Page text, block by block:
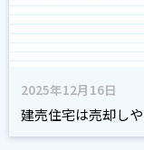
2025年12月16日
建売住宅は売却し